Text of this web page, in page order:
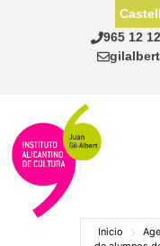
965 12
Inicio